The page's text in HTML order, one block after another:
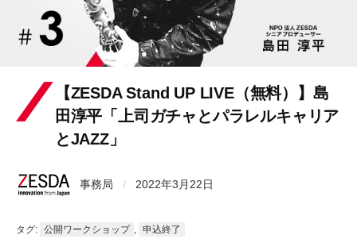
【ZESDA Stand UP LIVE（無料）】島
田淳平「上司ガチャとパラレルキャリア
とJAZZ」
事務局 / 2022年3月22日
タグ: 公開ワークショップ , 申込終了